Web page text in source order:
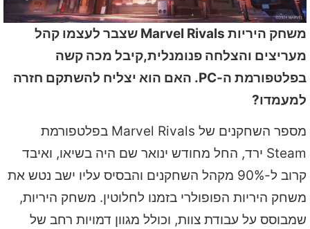
משחק היריות Marvel Rivals שצבר לעצמו קהל
מעריצים והצלחה פנומנלית,קיבל מכה קשה
בפלטפורמת ה-PC. האם הוא יצליח להשתקם חזרה
למעמדו?
מספר השחקנים של Marvel Rivals בפלטפורמת
Steam ירד, החל מחודש ינואר שם היה בשיאו, ואיבד
קרוב ל-90% מקהל השחקנים והבסיס עליו ישב נטש את
משחק היריות הפופולרי בזמנו לחלוטין. משחק היריות,
שמבוסס על עבודת צוות, וכולל מגוון דמויות רחב של